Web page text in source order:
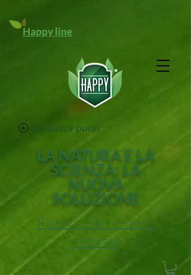
Happy line
Visualizza punti
LA NATURA E LA
SCIENZA: LA
NUOVA
SOLUZIONE
Ricerca e Benessere
naturale